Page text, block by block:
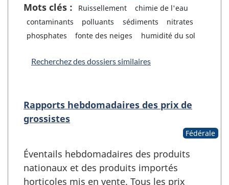
Mots clés : Ruissellement
chimie de l'eau
contaminants
polluants sédiments
nitrates
phosphates
fonte des neiges humidité du sol
Recherchez des dossiers similaires
Rapports hebdomadaires des prix de
grossistes
Fédérale
Éventails hebdomadaires des produits
nationaux et des produits importés
horticoles mis en vente. Tous les prix